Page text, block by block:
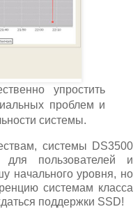
упростить
проблем и
системы.
системы DS3500
для пользователей и
начального уровня, но
системам класса
поддержки SSD!